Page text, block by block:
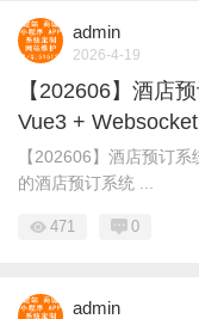
admin
2026-4-19
【202606】酒店
Vue3 +
【202606】酒店预订
的酒店预订系统 ...
471 0
admin